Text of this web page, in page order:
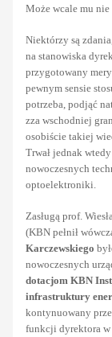
Może wcale mu nie
Niektórzy są
na stanowiska
przygotowany
pewnym sensie
potrzeba, podjąć
zza wschodniej
osobiście takiej
Trwał jednak
nowoczesnych
optoelektroniki.
Zasługą prof.
(KBN pełnił
Karczewskiego
nowoczesnych
dotacjom KBN
infrastruktury
kontynuowany
funkcji dyrektora w